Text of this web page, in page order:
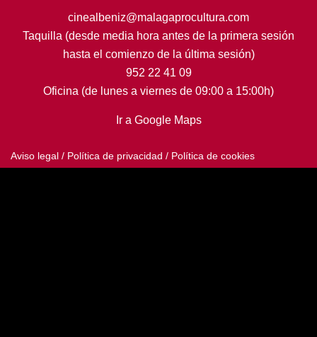
cinealbeniz@malagaprocultura.com
Taquilla (desde media hora antes de la primera sesión
hasta el comienzo de la última sesión)
952 22 41 09
Oficina (de lunes a viernes de 09:00 a 15:00h)
Ir a Google Maps
Aviso legal / Política de privacidad / Política de cookies